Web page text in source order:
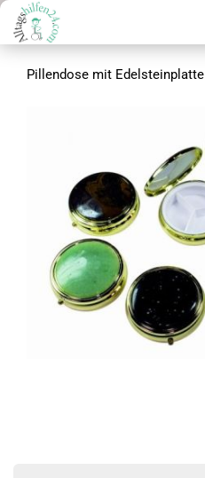
Pillendose mit Edelsteinplatte